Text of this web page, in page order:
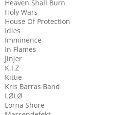
Heaven Shall Burn
Holy Wars
House Of Protection
Idles
Imminence
In Flames
Jinjer
K.I.Z
Kittie
Kris Barras Band
LØLØ
Lorna Shore